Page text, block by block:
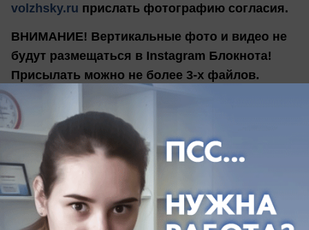
volzhsky.ru прислать фотографию согласия.
ВНИМАНИЕ! Вертикальные фото и видео не
будут размещаться в Instagram Блокнота!
Присылать можно не более 3-х файлов.
Подписывайся на партнеров конкурса:
Столовая «ЩИ-БОРЩИ» @chi_borchi34
https://www.instagram.com/chi_borchi34/
Подарок: сертификат на 500 рублей
Медиа групп М6 @budny_maman
https://www.instagram.com/budny_maman/